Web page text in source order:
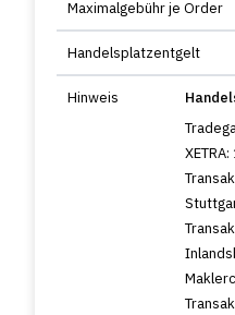
Maximalgebühr je Order
Handelsplatzentgelt
Hinweis